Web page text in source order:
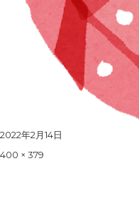
Posted
on
2022年2月14日
Full
400 × 379